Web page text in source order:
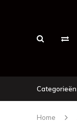
Categorieën
Home